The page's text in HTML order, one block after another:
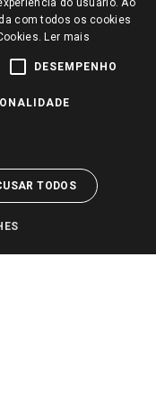
do usuário. Ao
com todos os cookies
Ler mais
DESEMPENHO
TODOS